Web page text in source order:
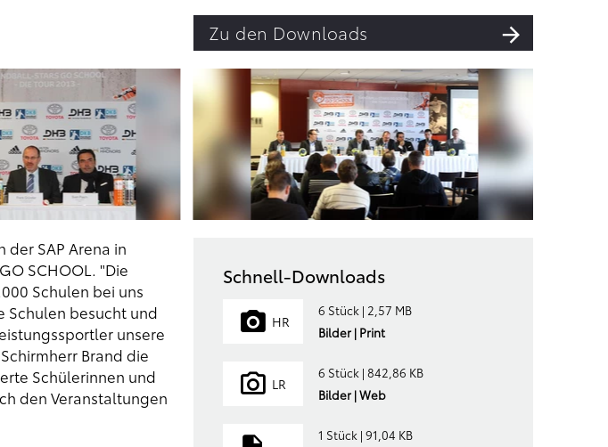
Zu den Downloads
der SAP Arena in
SCHOOL. "Die
Schulen bei uns
Schulen besucht und
unsere
Brand die
Schülerinnen und
den Veranstaltungen
Schnell-Downloads
HR
6 Stück | 2,57 MB
Bilder | Print
LR
6 Stück | 842,86 KB
Bilder | Web
1 Stück | 91,04 KB